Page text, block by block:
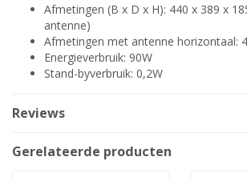
Afmetingen (B x D x H): 440 x 389 x
antenne)
Afmetingen met antenne horizontaal:
Energieverbruik: 90W
Stand-byverbruik: 0,2W
Reviews
Gerelateerde producten